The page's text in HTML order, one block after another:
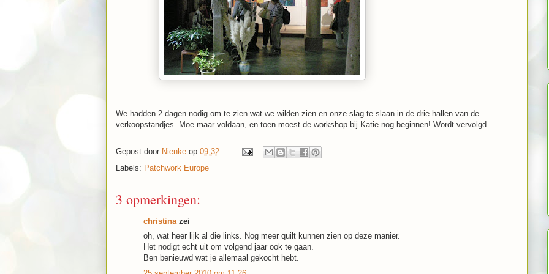
We hadden 2 dagen nodig om te zien wat we wilden zien en onze slag te slaan in de drie hallen van de
verkoopstandjes. Moe maar voldaan, en toen moest de workshop bij Katie nog beginnen! Wordt vervolgd...
Gepost door Nienke op 09:32
Labels: Patchwork Europe
3 opmerkingen:
christina zei
oh, wat heer lijk al die links. Nog meer quilt kunnen zien op deze manier.
Het nodigt echt uit om volgend jaar ook te gaan.
Ben benieuwd wat je allemaal gekocht hebt.